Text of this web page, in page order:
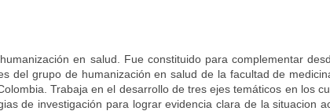
en salud. Fue constituido para complementar
del grupo de humanización en salud de la facultad de
Trabaja en el desarrollo de tres ejes temáticos en los
de investigación para lograr evidencia clara de la situacion